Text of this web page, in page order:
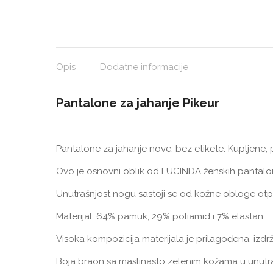
Opis Dodatne informacije
Pantalone za jahanje Pikeur
Pantalone za jahanje nove, bez etikete.
Ovo je osnovni oblik od LUCINDA ženskih
Unutrašnjost nogu sastoji se od kožne obloge
Materijal: 64% pamuk, 29% poliamid i 7% elastan.
Visoka kompozicija materijala je prilagođena,
Boja braon sa maslinasto zelenim kožama u